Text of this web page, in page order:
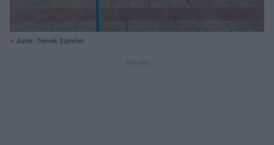
Autor: Tomek Szymlet